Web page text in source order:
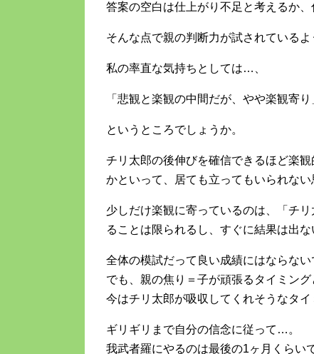
答案の空白は仕上がり不足と考えるか、
そんな点で親の判断力が試されているよ
私の率直な気持ちとしては…、
「悲観と楽観の中間だが、やや楽観寄り
というところでしょうか。
チリ太郎の後伸びを確信できるほど楽観
かといって、居ても立ってもいられな
少しだけ楽観に寄っているのは、「チ
ることは限られるし、すぐに結果は出な
全体の模試だって良い成績にはならな
でも、親の焦り＝子が頑張るタイミング
今はチリ太郎が吸収してくれそうなタ
ギリギリまで自分の信念に従って…。
我武者羅にやるのは最後の1ヶ月くらい